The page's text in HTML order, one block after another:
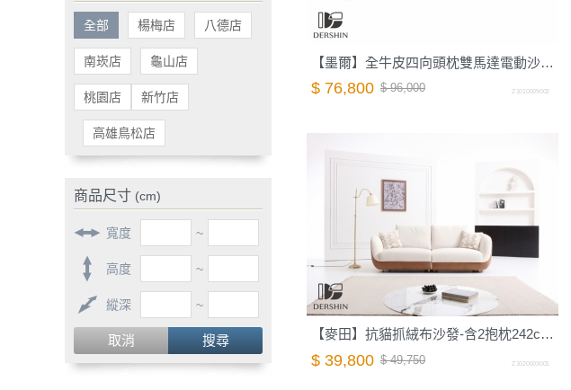
全部 楊梅店 八德店
南崁店 龜山店
桃園店 新竹店
高雄鳥松店
商品尺寸 (cm)
寬度 ~
高度 ~
縱深 ~
取消 搜尋
【墨爾】全牛皮四向頭枕雙馬達電動沙發-212cm-摩卡棕｜德新家具
$ 76,800 $ 96,000 Z1010009002
【麥田】抗貓抓絨布沙發-含2抱枕242cm-棉花白｜德新家具
$ 39,800 $ 49,750 Z1020003001